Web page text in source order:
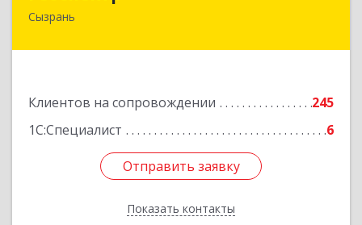
Сызрань
Клиентов на сопровождении
245
1С:Специалист
6
Отправить заявку
Показать контакты
446001, Самарская обл, Сызрань г, Кирова ул,
Отправить заявку
Назад